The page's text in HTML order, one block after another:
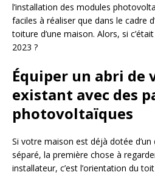
l’installation des modules
faciles à réaliser que dans le cadre
toiture d’une maison. Alors, si
2023 ?
Équiper un abri de
existant avec des
photovoltaïques
Si votre maison est déjà dotée d’un
séparé, la première chose à
installateur, c’est l’orientation du